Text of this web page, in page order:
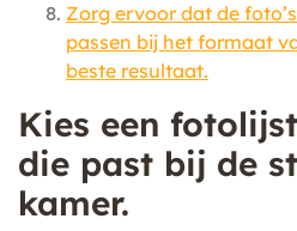
Zorg ervoor dat de
passen bij het formaat
beste resultaat.
Kies een
die past bij de
kamer.